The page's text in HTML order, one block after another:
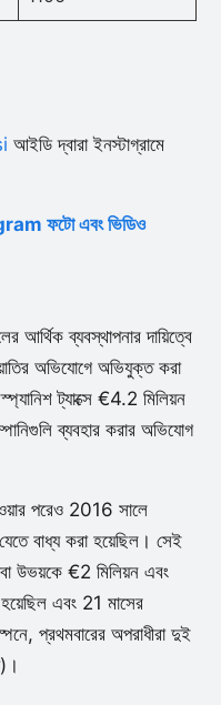
আইডি দ্বারা ইনস্টাগ্রামে
ফটো এবং ভিডিও
আর্থিক ব্যবস্থাপনার দায়িত্বে
অভিযোগে অভিযুক্ত করা
ট্যাক্সে €4.2 মিলিয়ন
ব্যবহার করার অভিযোগ
পরেও 2016 সালে
বাধ্য করা হয়েছিল। সেই
উভয়কে €2 মিলিয়ন এবং
এবং 21 মাসের
প্রথমবারের অপরাধীরা দুই